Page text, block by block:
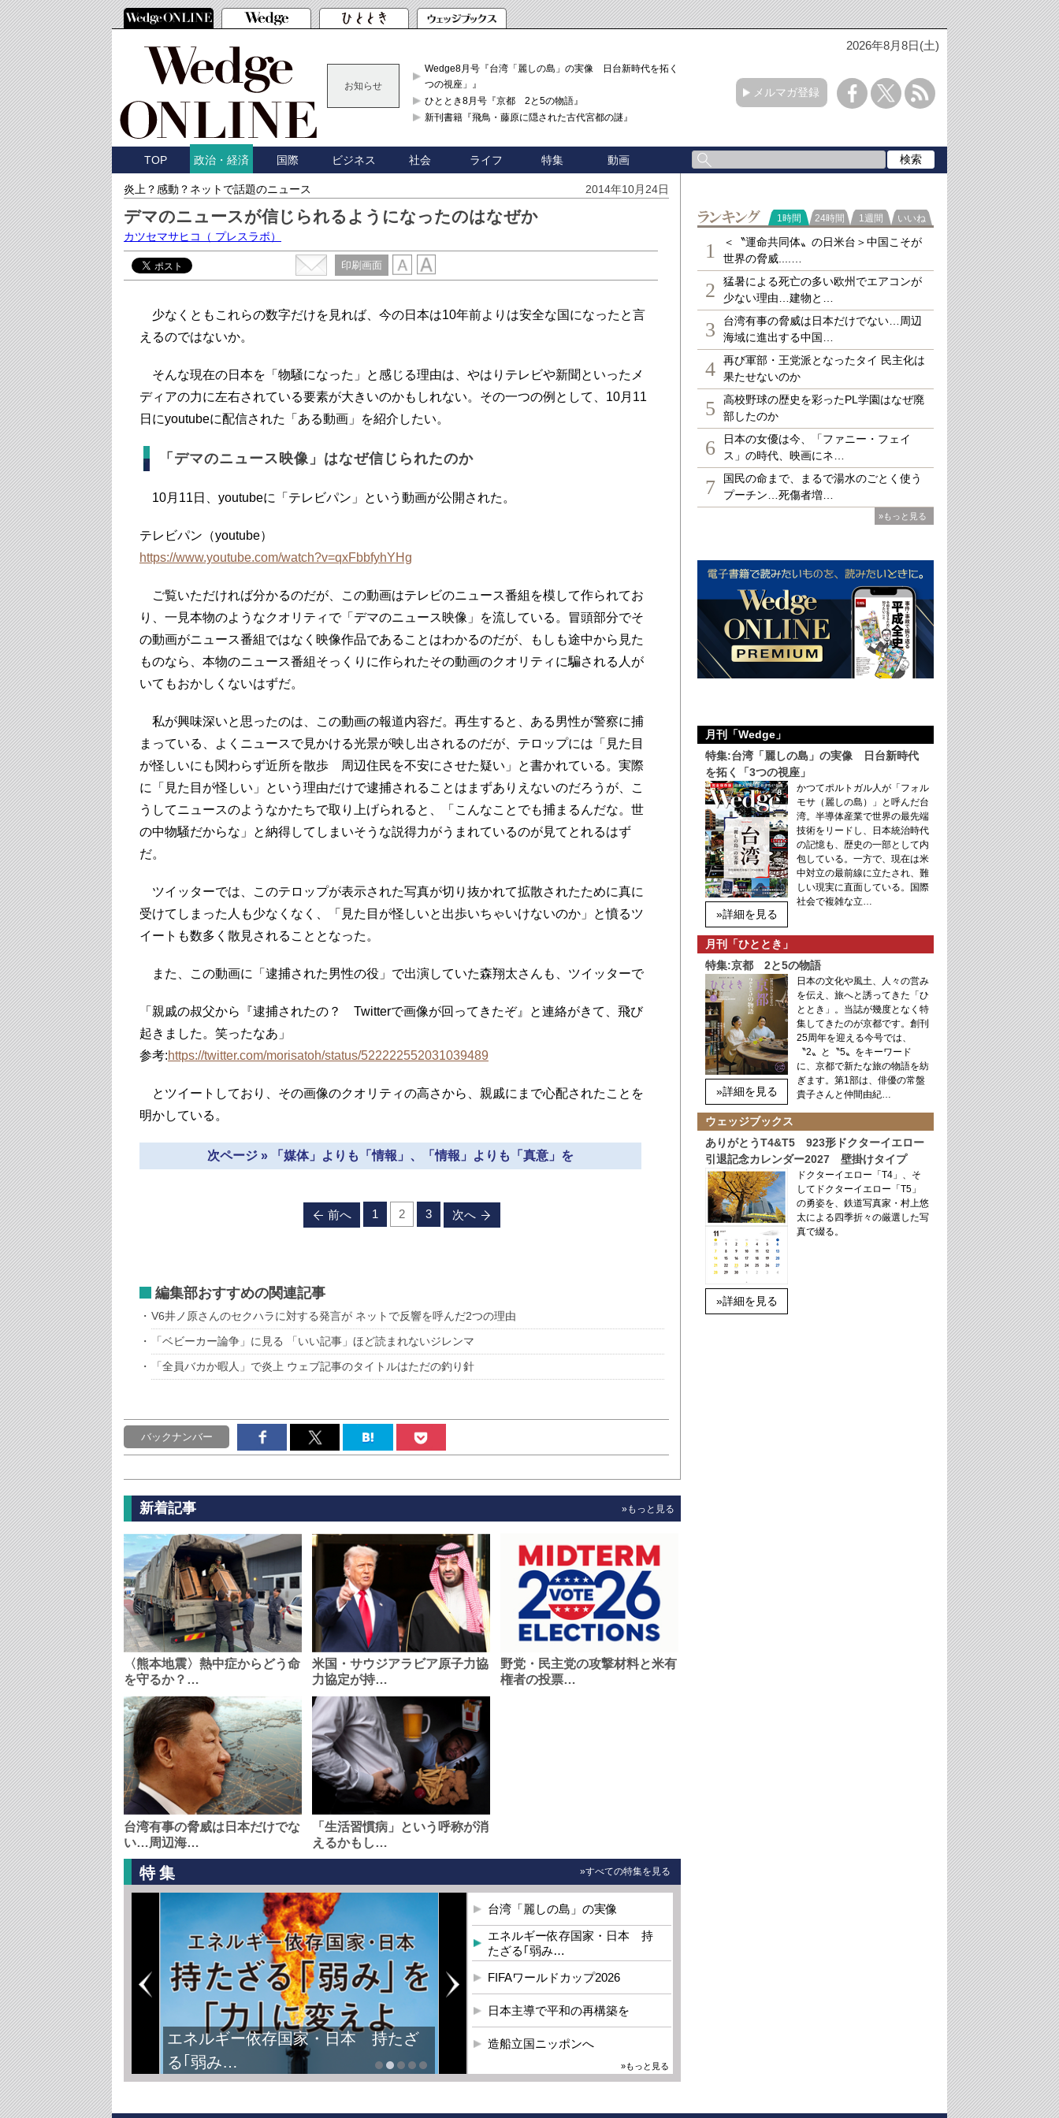
2026年8月8日(土)
お知らせ
Wedge8月号『台湾「麗しの島」の実像 日台新時代を拓く「3
つの視座」』
ひととき8月号『京都 2と5の物語』
新刊書籍『飛鳥・藤原に隠された古代宮都の謎』
メルマガ登録
TOP 政治・経済 国際 ビジネス 社会 ライフ 特集 動画
炎上？感動？ネットで話題のニュース 2014年10月24日
デマのニュースが信じられるようになったのはなぜか
カツセマサヒコ （ プレスラボ）
印刷画面
少なくともこれらの数字だけを見れば、今の日本は10年前よりは安全な国になったと言
えるのではないか。
そんな現在の日本を「物騒になった」と感じる理由は、やはりテレビや新聞といったメ
ディアの力に左右されている要素が大きいのかもしれない。その一つの例として、10月11
日にyoutubeに配信された「ある動画」を紹介したい。
「デマのニュース映像」はなぜ信じられたのか
10月11日、youtubeに「テレビパン」という動画が公開された。
テレビパン（youtube）
https://www.youtube.com/watch?v=qxFbbfyhYHg
ご覧いただければ分かるのだが、この動画はテレビのニュース番組を模して作られてお
り、一見本物のようなクオリティで「デマのニュース映像」を流している。冒頭部分でそ
の動画がニュース番組ではなく映像作品であることはわかるのだが、もしも途中から見た
ものなら、本物のニュース番組そっくりに作られたその動画のクオリティに騙される人が
いてもおかしくないはずだ。
私が興味深いと思ったのは、この動画の報道内容だ。再生すると、ある男性が警察に捕
まっている、よくニュースで見かける光景が映し出されるのだが、テロップには「見た目
が怪しいにも関わらず近所を散歩 周辺住民を不安にさせた疑い」と書かれている。実際
に「見た目が怪しい」という理由だけで逮捕されることはまずありえないのだろうが、こ
うしてニュースのようなかたちで取り上げられると、「こんなことでも捕まるんだな。世
の中物騒だからな」と納得してしまいそうな説得力がうまれているのが見てとれるはず
だ。
ツイッターでは、このテロップが表示された写真が切り抜かれて拡散されたために真に
受けてしまった人も少なくなく、「見た目が怪しいと出歩いちゃいけないのか」と憤るツ
イートも数多く散見されることとなった。
また、この動画に「逮捕された男性の役」で出演していた森翔太さんも、ツイッターで
「親戚の叔父から『逮捕されたの？ Twitterで画像が回ってきたぞ』と連絡がきて、飛び
起きました。笑ったなあ」
参考:https://twitter.com/morisatoh/status/522222552031039489
とツイートしており、その画像のクオリティの高さから、親戚にまで心配されたことを
明かしている。
次ページ » 「媒体」よりも「情報」、「情報」よりも「真意」を
前へ 1 2 3 次へ
編集部おすすめの関連記事
V6井ノ原さんのセクハラに対する発言が ネットで反響を呼んだ2つの理由
「ベビーカー論争」に見る 「いい記事」ほど読まれないジレンマ
「全員バカか暇人」で炎上 ウェブ記事のタイトルはただの釣り針
バックナンバー
新着記事 »もっと見る
〈熊本地震〉熱中症からどう命
を守るか？…
米国・サウジアラビア原子力協
力協定が持…
野党・民主党の攻撃材料と米有
権者の投票…
台湾有事の脅威は日本だけでな
い…周辺海…
「生活習慣病」という呼称が消
えるかもし…
特集 »すべての特集を見る
エネルギー依存国家・日本 持たざ
る｢弱み…
台湾「麗しの島」の実像
エネルギー依存国家・日本 持
たざる｢弱み…
FIFAワールドカップ2026
日本主導で平和の再構築を
造船立国ニッポンへ
»もっと見る
ランキング
1時間 24時間 1週間 いいね
1
＜〝運命共同体〟の日米台＞中国こそが
世界の脅威....…
2
猛暑による死亡の多い欧州でエアコンが
少ない理由…建物と…
3
台湾有事の脅威は日本だけでない…周辺
海域に進出する中国…
4
再び軍部・王党派となったタイ 民主化は
果たせないのか
5
高校野球の歴史を彩ったPL学園はなぜ廃
部したのか
6
日本の女優は今、「ファニー・フェイ
ス」の時代、映画にネ…
7
国民の命まで、まるで湯水のごとく使う
プーチン…死傷者増…
»もっと見る
月刊「Wedge」
特集:台湾「麗しの島」の実像 日台新時代
を拓く「3つの視座」
»詳細を見る
かつてポルトガル人が「フォル
モサ（麗しの島）」と呼んだ台
湾。半導体産業で世界の最先端
技術をリードし、日本統治時代
の記憶も、歴史の一部として内
包している。一方で、現在は米
中対立の最前線に立たされ、難
しい現実に直面している。国際
社会で複雑な立…
月刊「ひととき」
特集:京都 2と5の物語
»詳細を見る
日本の文化や風土、人々の営み
を伝え、旅へと誘ってきた「ひ
ととき」。当誌が幾度となく特
集してきたのが京都です。創刊
25周年を迎える今号では、
〝2〟と〝5〟をキーワード
に、京都で新たな旅の物語を紡
ぎます。第1部は、俳優の常盤
貴子さんと仲間由紀…
ウェッジブックス
ありがとうT4&T5 923形ドクターイエロー
引退記念カレンダー2027 壁掛けタイプ
»詳細を見る
ドクターイエロー「T4」、そ
してドクターイエロー「T5」
の勇姿を、鉄道写真家・村上悠
太による四季折々の厳選した写
真で綴る。